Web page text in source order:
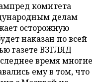
комитета
делам
осторожную
наказан по всей
газете ВЗГЛЯД
время многие
ему в том, что